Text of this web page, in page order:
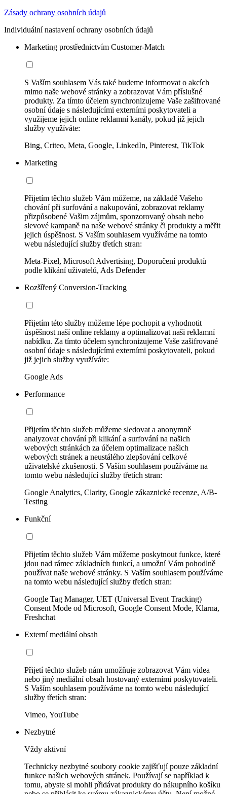
Zásady ochrany osobních údajů
Individuální nastavení ochrany osobních údajů
Marketing prostřednictvím Customer-Match
S Vaším souhlasem Vás také budeme informovat o akcích
mimo naše webové stránky a zobrazovat Vám příslušné
produkty. Za tímto účelem synchronizujeme Vaše zašifrované
osobní údaje s následujícími externími poskytovateli a
využijeme jejich online reklamní kanály, pokud již jejich
služby využíváte:
Bing, Criteo, Meta, Google, LinkedIn, Pinterest, TikTok
Marketing
Přijetím těchto služeb Vám můžeme, na základě Vašeho
chování při surfování a nakupování, zobrazovat reklamy
přizpůsobené Vašim zájmům, sponzorovaný obsah nebo
slevové kampaně na naše webové stránky či produkty a měřit
jejich úspěšnost. S Vaším souhlasem využíváme na tomto
webu následující služby třetích stran:
Meta-Pixel, Microsoft Advertising, Doporučení produktů
podle klikání uživatelů, Ads Defender
Rozšířený Conversion-Tracking
Přijetím této služby můžeme lépe pochopit a vyhodnotit
úspěšnost naší online reklamy a optimalizovat naši reklamní
nabídku. Za tímto účelem synchronizujeme Vaše zašifrované
osobní údaje s následujícími externími poskytovateli, pokud
již jejich služby využíváte:
Google Ads
Performance
Přijetím těchto služeb můžeme sledovat a anonymně
analyzovat chování při klikání a surfování na našich
webových stránkách za účelem optimalizace našich
webových stránek a neustálého zlepšování celkové
uživatelské zkušenosti. S Vaším souhlasem používáme na
tomto webu následující služby třetích stran:
Google Analytics, Clarity, Google zákaznické recenze, A/B-
Testing
Funkční
Přijetím těchto služeb Vám můžeme poskytnout funkce, které
jdou nad rámec základních funkcí, a umožní Vám pohodlně
používat naše webové stránky. S Vaším souhlasem používáme
na tomto webu následující služby třetích stran:
Google Tag Manager, UET (Universal Event Tracking)
Consent Mode od Microsoft, Google Consent Mode, Klarna,
Freshchat
Externí mediální obsah
Přijetí těchto služeb nám umožňuje zobrazovat Vám videa
nebo jiný mediální obsah hostovaný externími poskytovateli.
S Vaším souhlasem používáme na tomto webu následující
služby třetích stran:
Vimeo, YouTube
Nezbytné
Vždy aktivní
Technicky nezbytné soubory cookie zajišťují pouze základní
funkce našich webových stránek. Používají se například k
tomu, abyste si mohli přidávat produkty do nákupního košíku